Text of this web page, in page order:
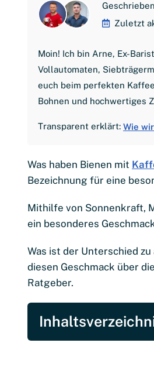
Zuletzt
Moin! Ich bin Arne, Ex-
Vollautomaten,
euch beim perfekten
Bohnen und hochwertiges
Transparent erklärt: Wie
Was haben Bienen mit
Bezeichnung für eine
Mithilfe von Sonnenkraft,
ein besonderes
Was ist der Unterschied
diesen Geschmack über
Ratgeber.